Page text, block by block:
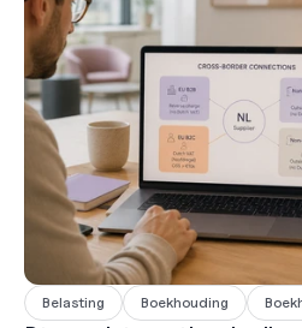
Belasting Boekhouding